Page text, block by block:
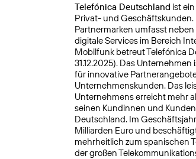
Telefónica Deutschland ist
Privat- und Geschäftskunden.
Partnermarken umfasst
digitale Services im Bereich
Mobilfunk betreut Telefónica
31.12.2025). Das
für innovative
Unternehmenskunden. Das
Unternehmens erreicht mehr
seinen Kundinnen und
Deutschland. Im
Milliarden Euro und
mehrheitlich zum spanischen
der großen